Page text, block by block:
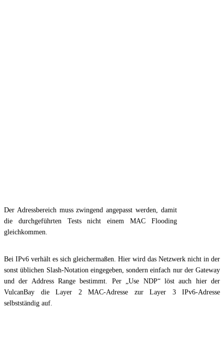
Der Adressbereich muss zwingend angepasst werden, damit
die durchgeführten Tests nicht einem MAC Flooding
gleichkommen.
Bei IPv6 verhält es sich gleichermaßen. Hier wird das Netzwerk nicht in der
sonst üblichen Slash-Notation eingegeben, sondern einfach nur der Gateway
und der Address Range bestimmt. Per „Use NDP“ löst auch hier der
VulcanBay die Layer 2 MAC-Adresse zur Layer 3 IPv6-Adresse
selbstständig auf.